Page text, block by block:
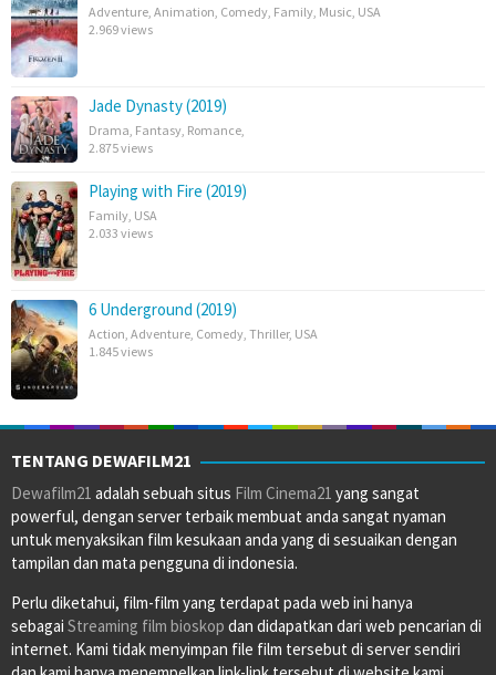
Adventure Animation Comedy Family Music USA
2.969 views
Jade Dynasty (2019)
Drama Fantasy Romance
2.875 views
Playing with Fire (2019)
Family USA
2.033 views
6 Underground (2019)
Action Adventure Comedy Thriller, USA
1.845 views
TENTANG DEWAFILM21
Dewafilm21 adalah sebuah situs Film Cinema21 yang sangat
powerful, dengan server terbaik membuat anda sangat nyaman
untuk menyaksikan film kesukaan anda yang di sesuaikan dengan
tampilan dan mata pengguna di indonesia.
Perlu diketahui, film-film yang terdapat pada web ini hanya
sebagai Streaming film bioskop dan didapatkan dari web pencarian di
internet. Kami tidak menyimpan file film tersebut di server sendiri